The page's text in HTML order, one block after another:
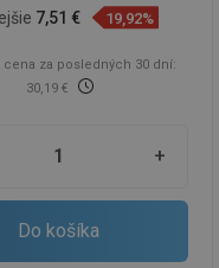
7,51 € 19,92%
cena za posledných 30 dní:
30,19 €
+
Do košíka